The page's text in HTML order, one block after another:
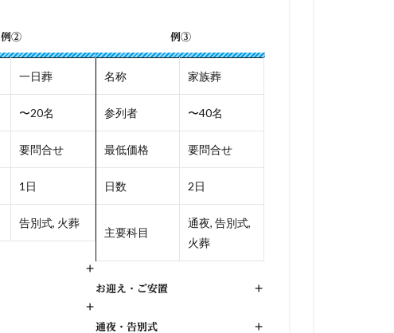
例②
一日葬
〜20名
要問合せ
1日
告別式, 火葬
+
+
例③
名称 家族葬
参列者 〜40名
最低価格 要問合せ
日数 2日
主要科目
通夜, 告別式,
火葬
お迎え・ご安置 +
通夜・告別式 +